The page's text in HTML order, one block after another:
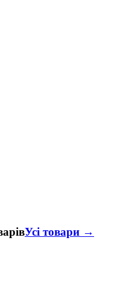
Усі товари →